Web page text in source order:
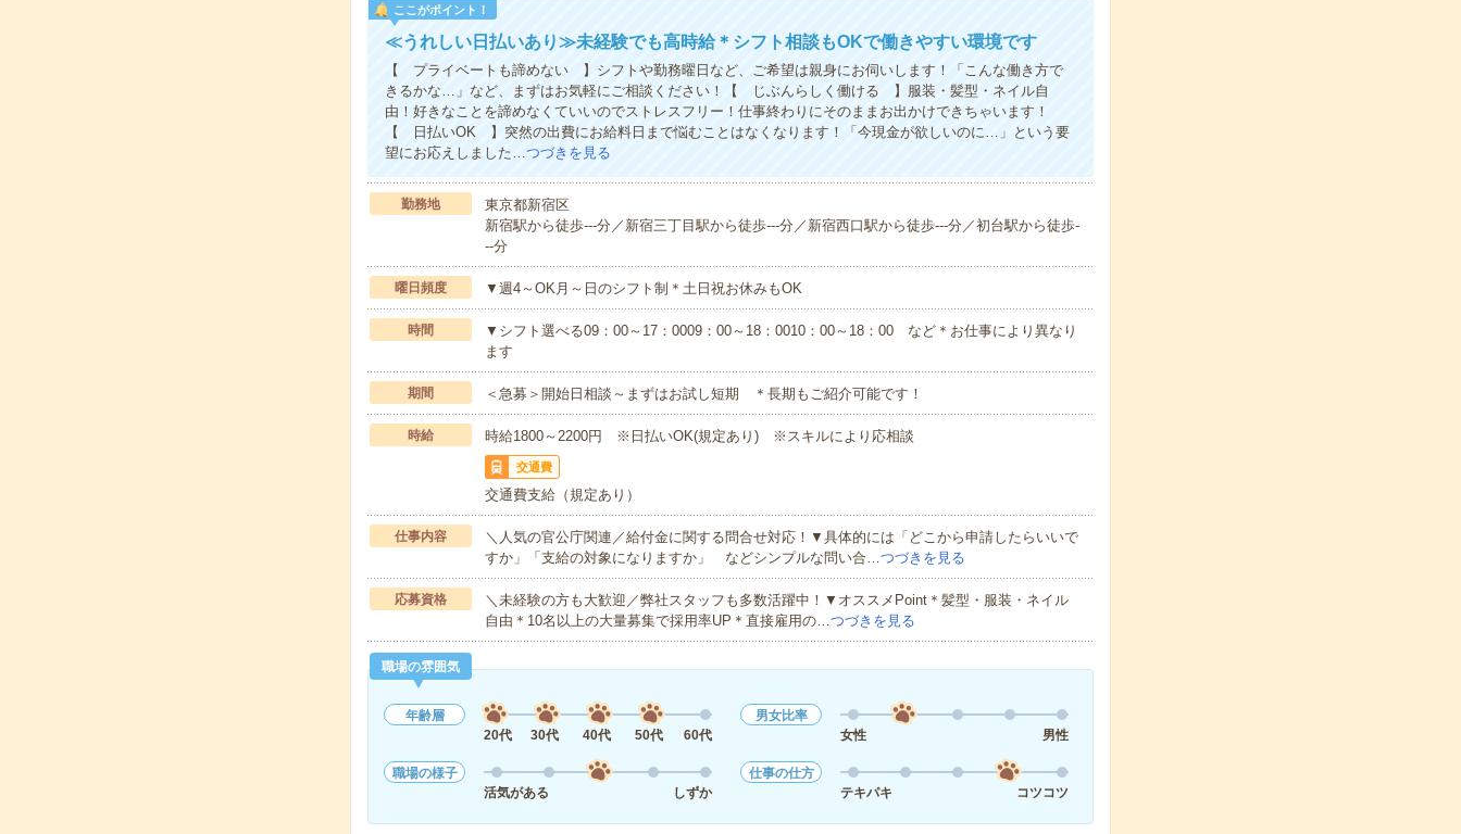
ここがポイント！
≪うれしい日払いあり≫未経験でも高時給＊シフト相談もOKで働きやすい環境です
【 プライベートも諦めない 】シフトや勤務曜日など、ご希望は親身にお伺いします！「こんな働き方で
きるかな…」など、まずはお気軽にご相談ください！【 じぶんらしく働ける 】服装・髪型・ネイル自
由！好きなことを諦めなくていいのでストレスフリー！仕事終わりにそのままお出かけできちゃいます！
【 日払いOK 】突然の出費にお給料日まで悩むことはなくなります！「今現金が欲しいのに…」という要
望にお応えしました…つづきを見る
勤務地
東京都新宿区
新宿駅から徒歩---分／新宿三丁目駅から徒歩---分／新宿西口駅から徒歩---分／初台駅から徒歩-
--分
曜日頻度 ▼週4～OK月～日のシフト制＊土日祝お休みもOK
時間
▼シフト選べる09：00～17：0009：00～18：0010：00～18：00 など＊お仕事により異なり
ます
期間 ＜急募＞開始日相談～まずはお試し短期 ＊長期もご紹介可能です！
時給 時給1800～2200円 ※日払いOK(規定あり) ※スキルにより応相談
交通費
交通費支給（規定あり）
仕事内容
＼人気の官公庁関連／給付金に関する問合せ対応！▼具体的には「どこから申請したらいいで
すか」「支給の対象になりますか」 などシンプルな問い合…つづきを見る
応募資格
＼未経験の方も大歓迎／弊社スタッフも多数活躍中！▼オススメPoint＊髪型・服装・ネイル
自由＊10名以上の大量募集で採用率UP＊直接雇用の…つづきを見る
職場の雰囲気
年齢層
20代
30代 40代 50代 60代
男女比率
女性
男性
職場の様子
活気がある
しずか
仕事の仕方
テキパキ
コツコツ